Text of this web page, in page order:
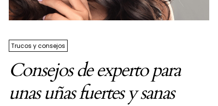
Trucos y consejos
Consejos de experto para
unas uñas fuertes y sanas